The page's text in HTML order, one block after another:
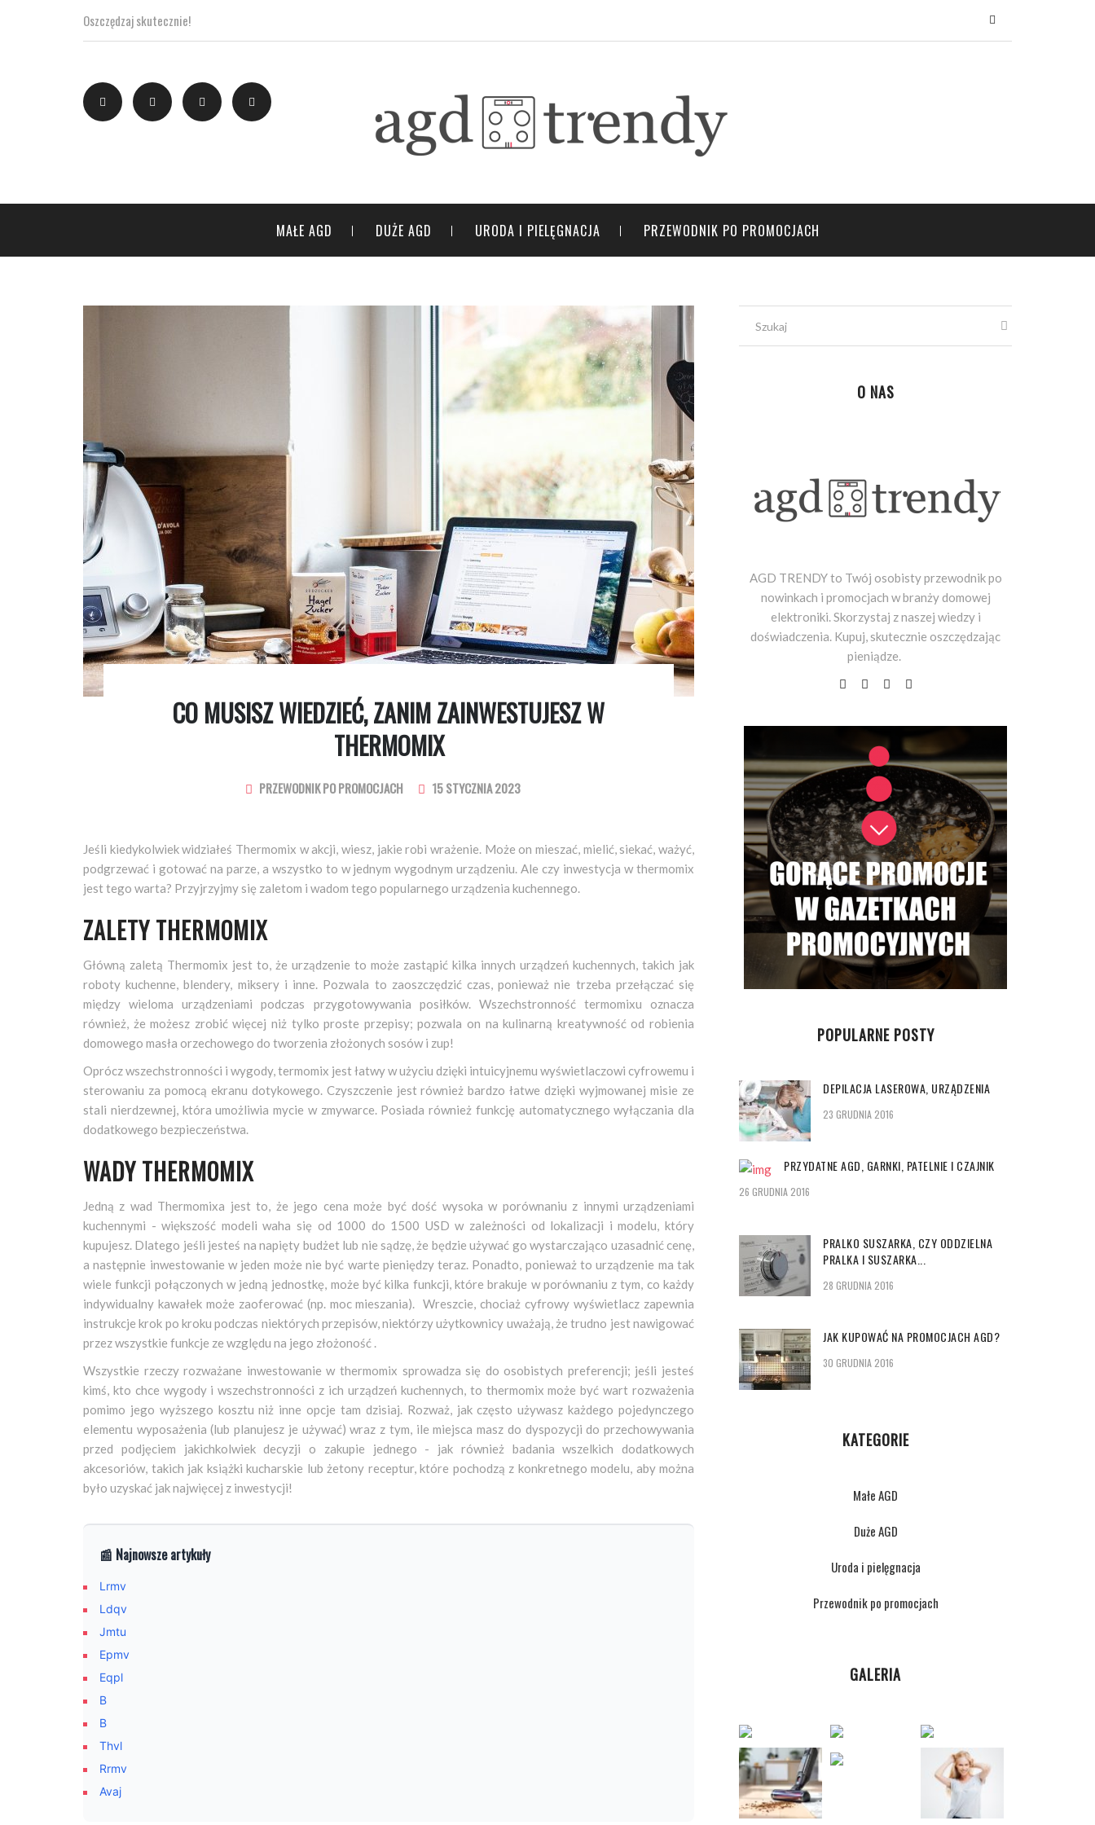
Oszczędzaj skutecznie! ×
MAŁE AGD DUŻE AGD URODA I PIELĘGNACJA PRZEWODNIK PO PROMOCJACH
CO MUSISZ WIEDZIEĆ, ZANIM ZAINWESTUJESZ W
THERMOMIX
PRZEWODNIK PO PROMOCJACH 15 STYCZNIA 2023
Jeśli kiedykolwiek widziałeś Thermomix w akcji, wiesz, jakie robi wrażenie. Może on mieszać, mielić, siekać, ważyć,
podgrzewać i gotować na parze, a wszystko to w jednym wygodnym urządzeniu. Ale czy inwestycja w thermomix
jest tego warta? Przyjrzyjmy się zaletom i wadom tego popularnego urządzenia kuchennego.
ZALETY THERMOMIX
Główną zaletą Thermomix jest to, że urządzenie to może zastąpić kilka innych urządzeń kuchennych, takich jak
roboty kuchenne, blendery, miksery i inne. Pozwala to zaoszczędzić czas, ponieważ nie trzeba przełączać się
między wieloma urządzeniami podczas przygotowywania posiłków. Wszechstronność termomixu oznacza
również, że możesz zrobić więcej niż tylko proste przepisy; pozwala on na kulinarną kreatywność od robienia
domowego masła orzechowego do tworzenia złożonych sosów i zup!
Oprócz wszechstronności i wygody, termomix jest łatwy w użyciu dzięki intuicyjnemu wyświetlaczowi cyfrowemu i
sterowaniu za pomocą ekranu dotykowego. Czyszczenie jest również bardzo łatwe dzięki wyjmowanej misie ze
stali nierdzewnej, która umożliwia mycie w zmywarce. Posiada również funkcję automatycznego wyłączania dla
dodatkowego bezpieczeństwa.
WADY THERMOMIX
Jedną z wad Thermomixa jest to, że jego cena może być dość wysoka w porównaniu z innymi urządzeniami
kuchennymi - większość modeli waha się od 1000 do 1500 USD w zależności od lokalizacji i modelu, który
kupujesz. Dlatego jeśli jesteś na napięty budżet lub nie sądzę, że będzie używać go wystarczająco uzasadnić cenę,
a następnie inwestowanie w jeden może nie być warte pieniędzy teraz. Ponadto, ponieważ to urządzenie ma tak
wiele funkcji połączonych w jedną jednostkę, może być kilka funkcji, które brakuje w porównaniu z tym, co każdy
indywidualny kawałek może zaoferować (np. moc mieszania). Wreszcie, chociaż cyfrowy wyświetlacz zapewnia
instrukcje krok po kroku podczas niektórych przepisów, niektórzy użytkownicy uważają, że trudno jest nawigować
przez wszystkie funkcje ze względu na jego złożoność .
Wszystkie rzeczy rozważane inwestowanie w thermomix sprowadza się do osobistych preferencji; jeśli jesteś
kimś, kto chce wygody i wszechstronności z ich urządzeń kuchennych, to thermomix może być wart rozważenia
pomimo jego wyższego kosztu niż inne opcje tam dzisiaj. Rozważ, jak często używasz każdego pojedynczego
elementu wyposażenia (lub planujesz je używać) wraz z tym, ile miejsca masz do dyspozycji do przechowywania
przed podjęciem jakichkolwiek decyzji o zakupie jednego - jak również badania wszelkich dodatkowych
akcesoriów, takich jak książki kucharskie lub żetony receptur, które pochodzą z konkretnego modelu, aby można
było uzyskać jak najwięcej z inwestycji!
📰 Najnowsze artykuły
Lrmv
Ldqv
Jmtu
Epmv
Eqpl
B
B
Thvl
Rrmv
Avaj
O NAS
AGD TRENDY to Twój osobisty przewodnik po
nowinkach i promocjach w branży domowej
elektroniki. Skorzystaj z naszej wiedzy i
doświadczenia. Kupuj, skutecznie oszczędzając
pieniądze.
POPULARNE POSTY
DEPILACJA LASEROWA, URZĄDZENIA
23 GRUDNIA 2016
PRZYDATNE AGD, GARNKI, PATELNIE I CZAJNIK
26 GRUDNIA 2016
PRALKO SUSZARKA, CZY ODDZIELNA
PRALKA I SUSZARKA...
28 GRUDNIA 2016
JAK KUPOWAĆ NA PROMOCJACH AGD?
30 GRUDNIA 2016
KATEGORIE
Małe AGD
Duże AGD
Uroda i pielęgnacja
Przewodnik po promocjach
GALERIA